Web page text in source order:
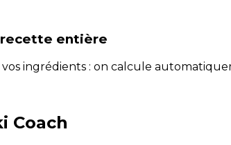
entière
ingrédients : on calcule
Coach